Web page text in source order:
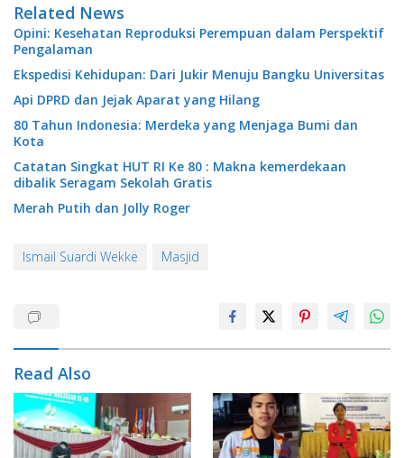
Related News
Opini: Kesehatan Reproduksi Perempuan dalam Perspektif
Pengalaman
Ekspedisi Kehidupan: Dari Jukir Menuju Bangku Universitas
Api DPRD dan Jejak Aparat yang Hilang
80 Tahun Indonesia: Merdeka yang Menjaga Bumi dan
Kota
Catatan Singkat HUT RI Ke 80 : Makna kemerdekaan
dibalik Seragam Sekolah Gratis
Merah Putih dan Jolly Roger
Ismail Suardi Wekke Masjid
Read Also